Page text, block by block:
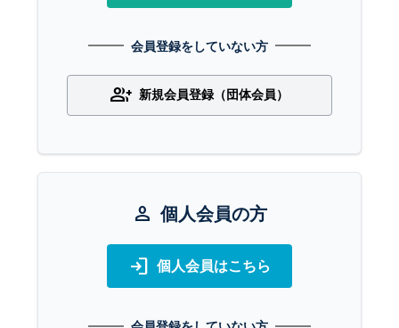
会員登録をしていない方
group_add 新規会員登録（団体会員）
person 個人会員の方
login 個人会員はこちら